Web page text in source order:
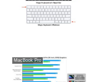
MacBook Pro